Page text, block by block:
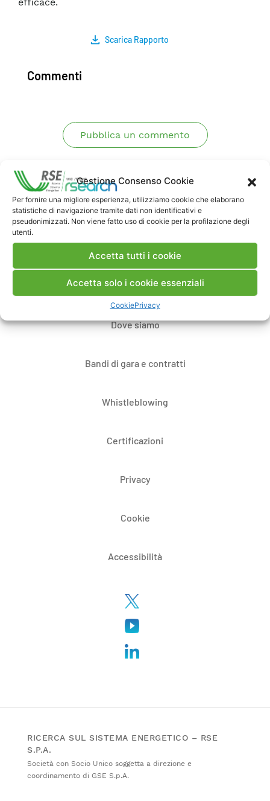
Gestione Consenso Cookie
Per fornire una migliore esperienza, utilizziamo cookie che elaborano
statistiche di navigazione tramite dati non identificativi e
pseudonimizzati. Non viene fatto uso di cookie per la profilazione degli
utenti.
Accetta tutti i cookie
Accetta solo i cookie essenziali
CookiePrivacy
efficace.
Scarica Rapporto
Commenti
Pubblica un commento
Contatti
Note Legali
Dove siamo
Bandi di gara e contratti
Whistleblowing
Certificazioni
Privacy
Cookie
Accessibilità
RICERCA SUL SISTEMA ENERGETICO – RSE
S.P.A.
Società con Socio Unico soggetta a direzione e
coordinamento di GSE S.p.A.